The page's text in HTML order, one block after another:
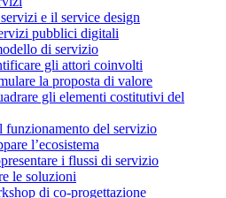
e il service design
pubblici digitali
di servizio
gli attori coinvolti
la proposta di valore
gli elementi costitutivi del
funzionamento del servizio
l’ecosistema
i flussi di servizio
le soluzioni
di co-progettazione